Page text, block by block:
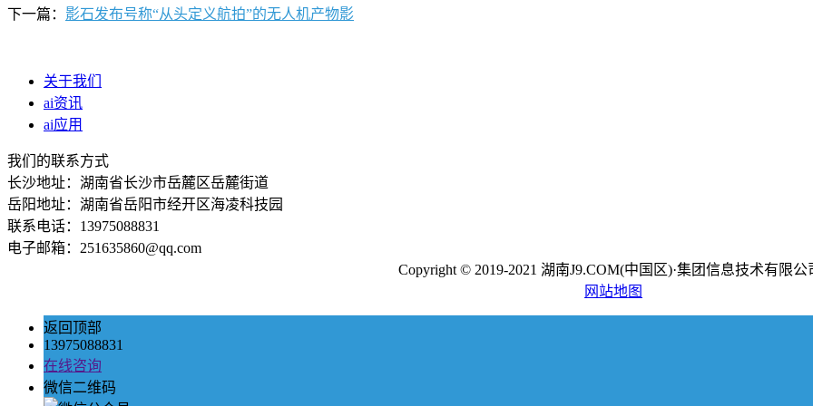
下一篇： 影石发布号称“从头定义航拍”的无人机产物影
关于我们
ai资讯
ai应用
我们的联系方式
长沙地址：湖南省长沙市岳麓区岳麓街道
岳阳地址：湖南省岳阳市经开区海凌科技园
联系电话：13975088831
电子邮箱：251635860@qq.com
Copyright © 2019-2021 湖南J9.COM(中国区)·集团信息技术有限公
网站地图
返回顶部
13975088831
在线咨询
微信二维码